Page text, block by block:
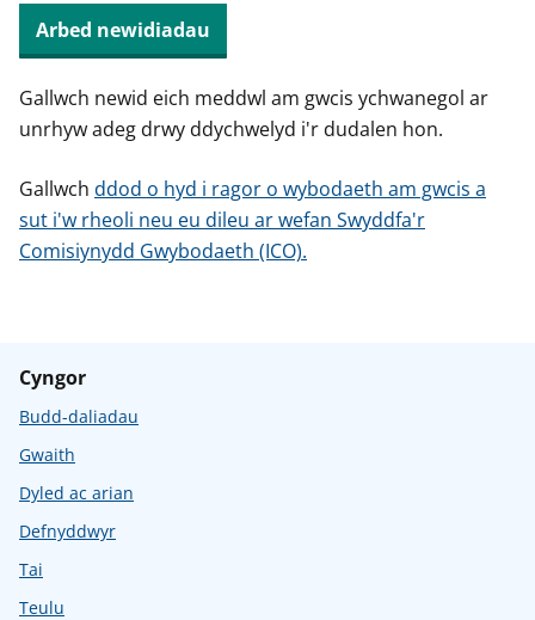
Arbed newidiadau
Gallwch newid eich meddwl am gwcis ychwanegol ar
unrhyw adeg drwy ddychwelyd i'r dudalen hon.
Gallwch ddod o hyd i ragor o wybodaeth am gwcis a
sut i'w rheoli neu eu dileu ar wefan Swyddfa'r
Comisiynydd Gwybodaeth (ICO).
Cyngor
Budd-daliadau
Gwaith
Dyled ac arian
Defnyddwyr
Tai
Teulu